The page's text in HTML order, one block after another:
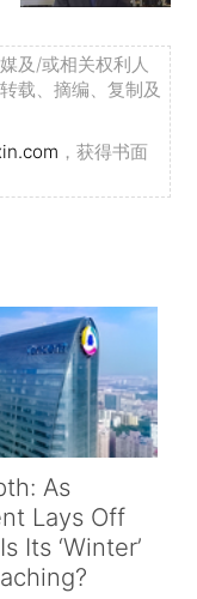
及/或相关权利人
载、摘编、复制及
，获得书面
As
Lays Off
Its ‘Winter’